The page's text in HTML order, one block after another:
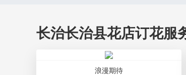
长治长治县花店订花服
浪漫期待